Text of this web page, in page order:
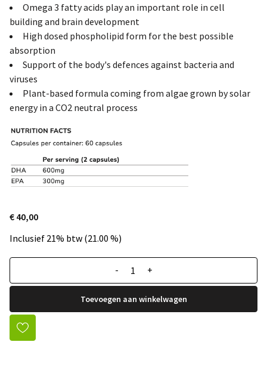
Omega 3 fatty acids play an important role in cell
building and brain development
High dosed phospholipid form for the best possible
absorption
Support of the body's defences against bacteria and
viruses
Plant-based formula coming from algae grown by solar
energy in a CO2 neutral process
€ 40,00
Inclusief 21% btw (21.00 %)
- +
Toevoegen aan winkelwagen